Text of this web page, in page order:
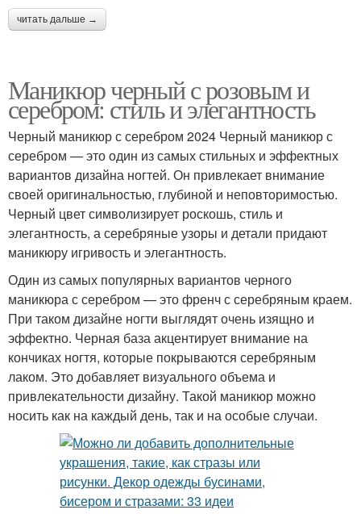
читать дальше →
Маникюр черный с розовым и
серебром: стиль и элегантность
Черный маникюр с серебром 2024 Черный маникюр с
серебром — это один из самых стильных и эффектных
вариантов дизайна ногтей. Он привлекает внимание
своей оригинальностью, глубиной и неповторимостью.
Черный цвет символизирует роскошь, стиль и
элегантность, а серебряные узоры и детали придают
маникюру игривость и элегантность.
Один из самых популярных вариантов черного
маникюра с серебром — это френч с серебряным краем.
При таком дизайне ногти выглядят очень изящно и
эффектно. Черная база акцентирует внимание на
кончиках ногтя, которые покрываются серебряным
лаком. Это добавляет визуального объема и
привлекательности дизайну. Такой маникюр можно
носить как на каждый день, так и на особые случаи.